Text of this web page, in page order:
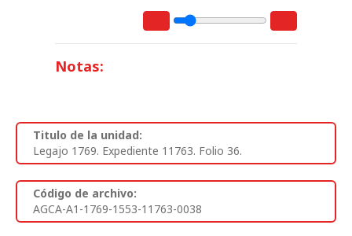
Notas:
Titulo de la unidad:
Legajo 1769. Expediente 11763. Folio 36.
Código de archivo:
AGCA-A1-1769-1553-11763-0038